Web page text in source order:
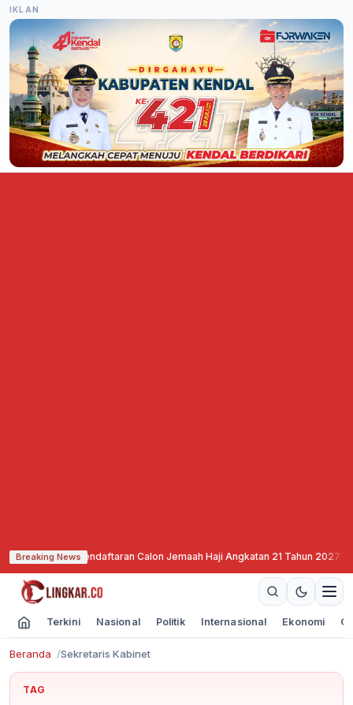
IKLAN
Breaking News
Mulai Buka Pendaftaran Calon Jemaah Haji Angkatan 21 Tahun 2027·
Terkini Nasional Politik Internasional Ekonomi
Beranda Sekretaris Kabinet
TAG